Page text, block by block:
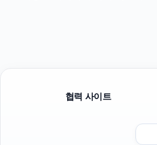
협력 사이트